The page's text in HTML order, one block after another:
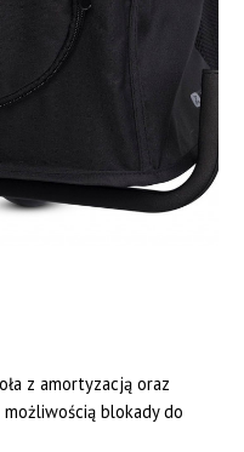
z amortyzacją oraz
blokady do